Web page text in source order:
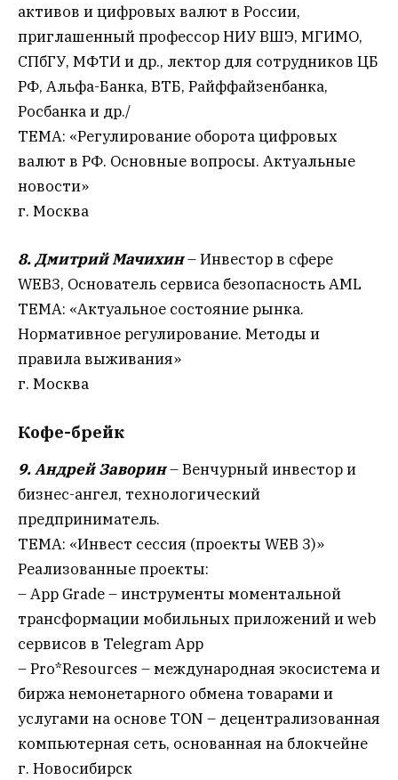
активов и цифровых валют в России,
приглашенный профессор НИУ ВШЭ, МГИМО,
СПбГУ, МФТИ и др., лектор для сотрудников ЦБ
РФ, Альфа-Банка, ВТБ, Райффайзенбанка,
Росбанка и др./
ТЕМА: «Регулирование оборота цифровых
валют в РФ. Основные вопросы. Актуальные
новости»
г. Москва
8. Дмитрий Мачихин– Инвестор в сфере
WEB3, Основатель сервиса безопасность AML
ТЕМА: «Актуальное состояние рынка.
Нормативное регулирование. Методы и
правила выживания»
г. Москва
Кофе-брейк
9. Андрей Заворин– Венчурный инвестор и
бизнес-ангел, технологический
предприниматель.
ТЕМА: «Инвест сессия (проекты WEB 3)»
Реализованные проекты:
– App Grade – инструменты моментальной
трансформации мобильных приложений и web
сервисов в Telegram App
– Pro*Resources – международная экосистема и
биржа немонетарного обмена товарами и
услугами на основе TON – децентрализованная
компьютерная сеть, основанная на блокчейне
г. Новосибирск